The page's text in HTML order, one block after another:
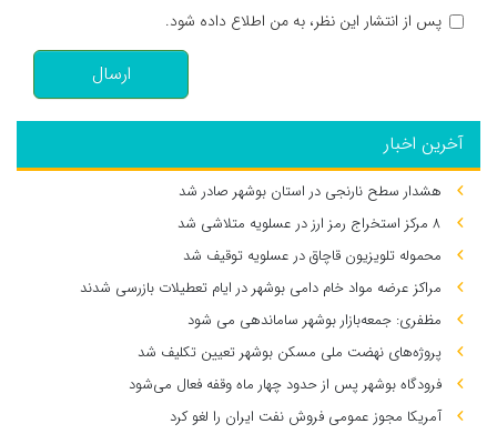
پس از انتشار این نظر، به من اطلاع داده شود.
ارسال
آخرین اخبار
هشدار سطح نارنجی در استان بوشهر صادر شد
۸ مرکز استخراج رمز ارز در عسلویه متلاشی شد
محموله تلویزیون قاچاق در عسلویه توقیف شد
مراکز عرضه مواد خام دامی بوشهر در ایام تعطیلات بازرسی شدند
مظفری: جمعه‌بازار بوشهر ساماندهی می‌ شود
پروژه‌های نهضت ملی مسکن بوشهر تعیین تکلیف شد
فرودگاه بوشهر پس از حدود چهار ماه وقفه فعال می‌شود
آمریکا مجوز عمومی فروش نفت ایران را لغو کرد